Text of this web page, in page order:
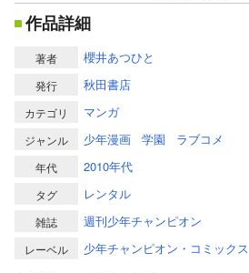
作品詳細
著者 櫻井あつひと
発行 秋田書店
カテゴリ マンガ
ジャンル 少年漫画 学園 ラブコメ
年代 2010年代
タグ レンタル
雑誌 週刊少年チャンピオン
レーベル
少年チャンピオン・コミックス